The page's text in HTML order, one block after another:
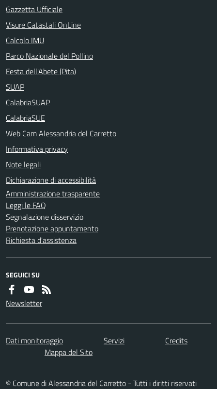
Gazzetta Ufficiale
Visure Catastali OnLine
Calcolo IMU
Parco Nazionale del Pollino
Festa dell'Abete (Pita)
SUAP
CalabriaSUAP
CalabriaSUE
Web Cam Alessandria del Carretto
Informativa privacy
Note legali
Dichiarazione di accessibilità
Amministrazione trasparente
Leggi le FAQ
Segnalazione disservizio
Prenotazione appuntamento
Richiesta d'assistenza
SEGUICI SU
Newsletter
Dati monitoraggio Servizi
Credits
Mappa del Sito
© Comune di Alessandria del Carretto - Tutti i diritti riservati